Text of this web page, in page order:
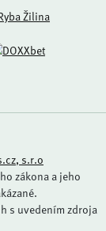
s.r.o
zákona a jeho
s uvedením zdroja